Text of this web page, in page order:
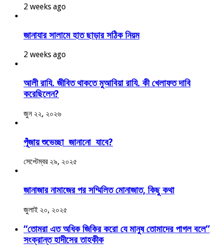
2 weeks ago
জানাযার সালামে হাত ছাড়ার সঠিক নিয়ম
2 weeks ago
আলী রাযি. জীবিত থাকতে মুআবিয়া রাযি. কী খেলাফত দাবি
করেছিলেন?
জুন ২২, ২০২৬
পূঁজায় শুভেচ্ছা জানানো যাবে?
সেপ্টেম্বর ২৯, ২০২৫
জানাজার নামাজের পর সম্মিলিত মোনাজাত, কিছু কথা
জুলাই ২০, ২০২৫
“তোমরা এত অধিক জিকির করো যে মানুষ তোমাদের পাগল বলে”
সংক্রান্ত হাদীসের তাহকীক